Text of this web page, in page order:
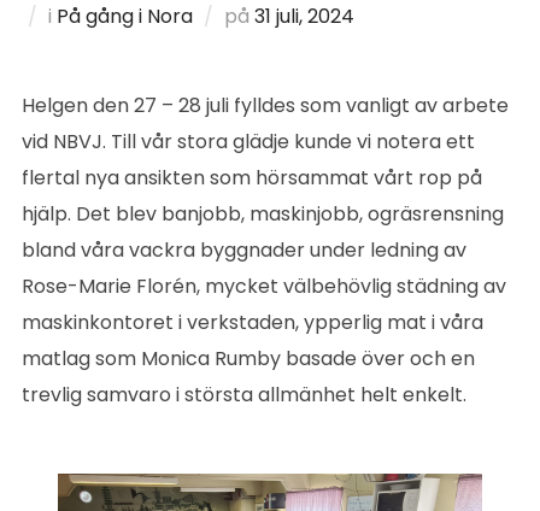
i På gång i Nora på Publicerat
31 juli, 2024
Helgen den 27 – 28 juli fylldes som vanligt av arbete
vid NBVJ. Till vår stora glädje kunde vi notera ett
flertal nya ansikten som hörsammat vårt rop på
hjälp. Det blev banjobb, maskinjobb, ogräsrensning
bland våra vackra byggnader under ledning av
Rose-Marie Florén, mycket välbehövlig städning av
maskinkontoret i verkstaden, ypperlig mat i våra
matlag som Monica Rumby basade över och en
trevlig samvaro i största allmänhet helt enkelt.